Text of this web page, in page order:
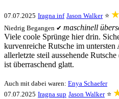
07.07.2025 Iragna inf Jason Walker ⭐
Niedrig Begangen ✔ maschinell
Viele coole Sprünge hier drin.
kurvenreiche Rutsche im
allerletzte steil aussehende
ist überraschend glatt.
Auch mit dabei waren: Enya Schaefer
07.07.2025 Iragna sup Jason Walker ⭐